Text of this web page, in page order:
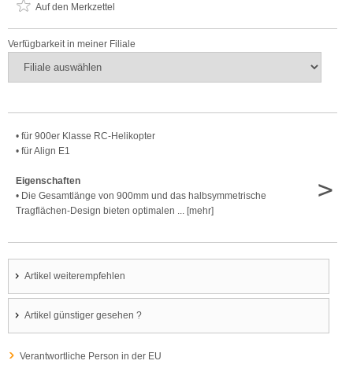
Auf den Merkzettel
Verfügbarkeit in meiner Filiale
• für 900er Klasse RC-Helikopter
• für Align E1
Eigenschaften
• Die Gesamtlänge von 900mm und das halbsymmetrische
Tragflächen-Design bieten optimalen ... [mehr]
>
Artikel weiterempfehlen
Artikel günstiger gesehen ?
Verantwortliche Person in der EU